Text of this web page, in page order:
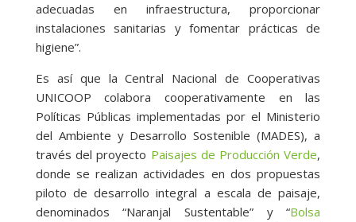
adecuadas en infraestructura, proporcionar
instalaciones sanitarias y fomentar prácticas de
higiene”.
Es así que la Central Nacional de Cooperativas
UNICOOP colabora cooperativamente en las
Políticas Públicas implementadas por el Ministerio
del Ambiente y Desarrollo Sostenible (MADES), a
través del proyecto Paisajes de Producción Verde,
donde se realizan actividades en dos propuestas
piloto de desarrollo integral a escala de paisaje,
denominados “Naranjal Sustentable” y “Bolsa